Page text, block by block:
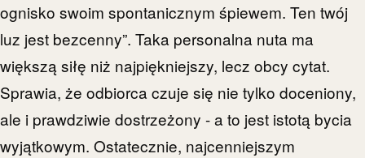
ognisko swoim spontanicznym śpiewem. Ten twój
luz jest bezcenny”. Taka personalna nuta ma
większą siłę niż najpiękniejszy, lecz obcy cytat.
Sprawia, że odbiorca czuje się nie tylko doceniony,
ale i prawdziwie dostrzeżony - a to jest istotą bycia
wyjątkowym. Ostatecznie, najcenniejszym